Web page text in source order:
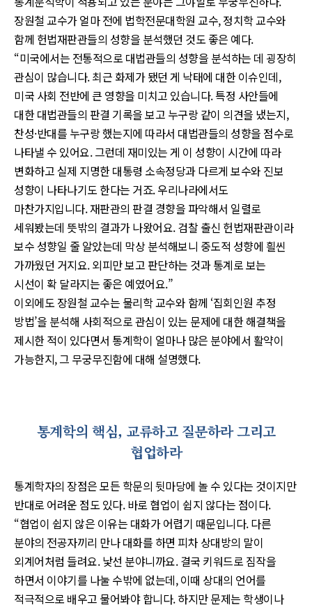
장원철 교수가 얼마 전에 법학전문대학원 교수, 정치학 교수와
함께 헌법재판관들의 성향을 분석했던 것도 좋은 예다.
“미국에서는 전통적으로 대법관들의 성향을 분석하는 데 굉장히
관심이 많습니다. 최근 화제가 됐던 게 낙태에 대한 이슈인데,
미국 사회 전반에 큰 영향을 미치고 있습니다. 특정 사안들에
대한 대법관들의 판결 기록을 보고 누구랑 같이 의견을 냈는지,
찬성·반대를 누구랑 했는지에 따라서 대법관들의 성향을 점수로
나타낼 수 있어요. 그런데 재미있는 게 이 성향이 시간에 따라
변화하고 실제 지명한 대통령 소속정당과 다르게 보수와 진보
성향이 나타나기도 한다는 거죠. 우리나라에서도
마찬가지입니다. 재판관의 판결 경향을 파악해서 일렬로
세워봤는데 뜻밖의 결과가 나왔어요. 검찰 출신 헌법재판관이라
보수 성향일 줄 알았는데 막상 분석해보니 중도적 성향에 흴씬
가까웠던 거지요. 외피만 보고 판단하는 것과 통계로 보는
시선이 확 달라지는 좋은 예였어요.”
이외에도 장원철 교수는 물리학 교수와 함께 ‘집회인원 추정
방법’을 분석해 사회적으로 관심이 있는 문제에 대한 해결책을
제시한 적이 있다면서 통계학이 얼마나 많은 분야에서 활약이
가능한지, 그 무궁무진함에 대해 설명했다.
통계학의 핵심, 교류하고 질문하라 그리고
협업하라
통계학자의 장점은 모든 학문의 뒷마당에 놀 수 있다는 것이지만
반대로 어려운 점도 있다. 바로 협업이 쉽지 않다는 점이다.
“협업이 쉽지 않은 이유는 대화가 어렵기 때문입니다. 다른
분야의 전공자끼리 만나 대화를 하면 피차 상대방의 말이
외계어처럼 들려요. 낯선 분야니까요. 결국 키워드로 짐작을
하면서 이야기를 나눌 수밖에 없는데, 이때 상대의 언어를
적극적으로 배우고 물어봐야 합니다. 하지만 문제는 학생이나